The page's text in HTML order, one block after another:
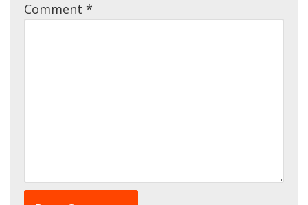
Comment *